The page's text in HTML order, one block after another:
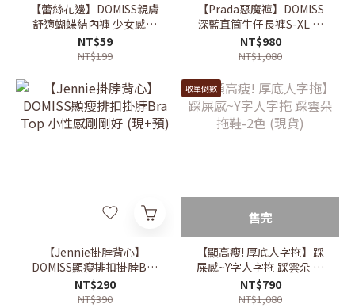
【蕾絲花邊】DOMISS親膚
舒適蝴蝶結內褲 少女感低
腰內褲(現+預)
NT$59
NT$199
【Prada惡魔褲】DOMISS
深藍直筒牛仔長褲S-XL 顯
瘦神褲(現貨)
NT$980
NT$1,080
【Jennie掛脖背心】
DOMISS顯瘦排扣掛脖Bra
Top 小性感剛剛好 (現+預)
NT$290
NT$390
收單倒數
售完
【顯高瘦! 厚底人字拖】踩
屎感~Y字人字拖 踩雲朵 拖
鞋-2色 (現貨)
NT$790
NT$1,080